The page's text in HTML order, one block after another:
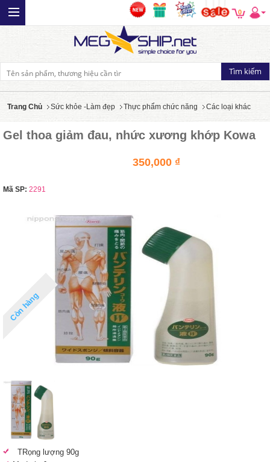
0
Trang Chủ Sức khỏe -Làm đẹp Thực phẩm chức năng Các loại khác
Gel thoa giảm đau, nhức xương khớp Kowa
350,000 ₫
Mã SP: 2291
Còn hàng
TRọng lượng 90g